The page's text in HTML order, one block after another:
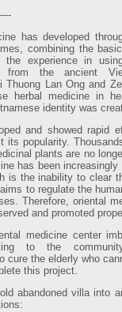
has developed
combining the
the experience in
from the ancient
Lan Ong and
herbal medicine in
identity was
and showed rapid
its popularity.
plants are no
has been increasingly
is the inability to clear
to regulate the
Therefore, oriental
and promoted
medicine center
to the
cure the elderly who
this project.
abandoned villa into